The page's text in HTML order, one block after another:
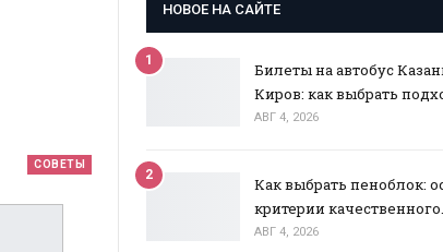
СОВЕТЫ
НОВОЕ НА САЙТЕ
1
Билеты на автобус
Киров: как выбрать
АВГ 4, 2026
2
Как выбрать пеноблок:
критерии качественного…
АВГ 4, 2026